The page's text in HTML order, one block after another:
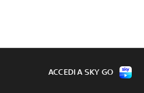
ACCEDI A SKY GO